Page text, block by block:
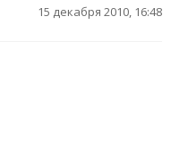
15 декабря 2010, 16:48